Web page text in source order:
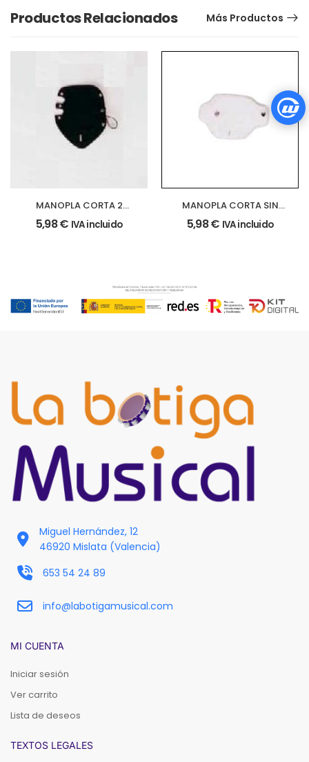
Productos Relacionados Más Productos
MANOPLA CORTA 2
PISTONES negra
5,98€ IVA incluido
MANOPLA CORTA SIN
CORDON blanca
5,98€ IVA incluido
Miguel Hernández, 12
46920 Mislata (Valencia)
653 54 24 89
info@labotigamusical.com
MI CUENTA
Iniciar sesión
Ver carrito
Lista de deseos
TEXTOS LEGALES